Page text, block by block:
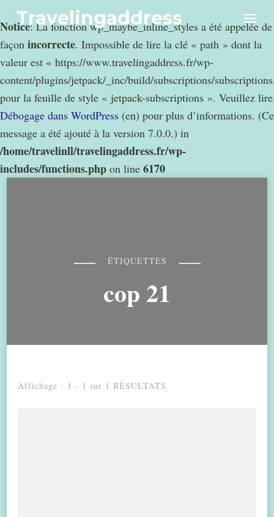
Notice: La fonction wp_maybe_inline_styles a été appelée de
façon incorrecte. Impossible de lire la clé « path » dont la
valeur est « https://www.travelingaddress.fr/wp-
content/plugins/jetpack/_inc/build/subscriptions/
pour la feuille de style « jetpack-subscriptions ». Veuillez lire
Débogage dans WordPress (en) pour plus d’informations. (Ce
message a été ajouté à la version 7.0.0.) in
/home/travelinll/travelingaddress.fr/wp-
includes/functions.php on line 6170
Travelingaddress
ÉTIQUETTES
cop 21
Affichage : 1 - 1 sur 1 RÉSULTATS